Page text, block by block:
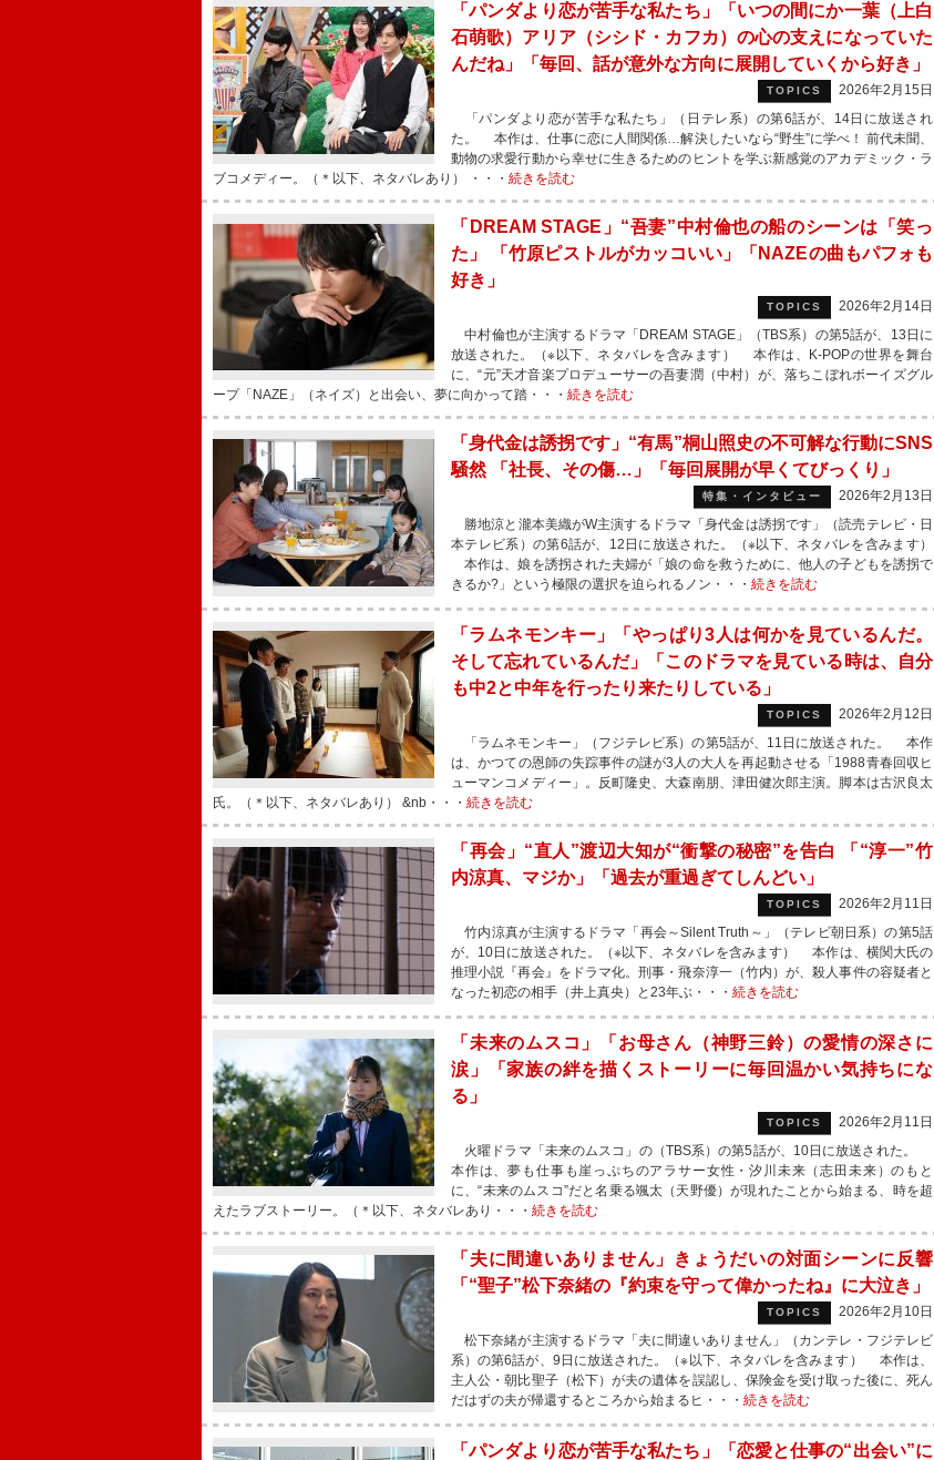
「パンダより恋が苦手な私たち」「いつの間にか一葉（上白
石萌歌）アリア（シシド・カフカ）の心の支えになっていた
んだね」「毎回、話が意外な方向に展開していくから好き」
TOPICS
2026年2月15日
「パンダより恋が苦手な私たち」（日テレ系）の第6話が、14日に放送され
た。 本作は、仕事に恋に人間関係…解決したいなら“野生”に学べ！ 前代未聞、
動物の求愛行動から幸せに生きるためのヒントを学ぶ新感覚のアカデミック・ラ
ブコメディー。（＊以下、ネタバレあり） ・・・ 続きを読む
「DREAM STAGE」“吾妻”中村倫也の船のシーンは「笑っ
た」 「竹原ピストルがカッコいい」「NAZEの曲もパフォも
好き」
TOPICS
2026年2月14日
中村倫也が主演するドラマ「DREAM STAGE」（TBS系）の第5話が、13日に
放送された。（※以下、ネタバレを含みます） 本作は、K-POPの世界を舞台
に、“元”天才音楽プロデューサーの吾妻潤（中村）が、落ちこぼれボーイズグル
ープ「NAZE」（ネイズ）と出会い、夢に向かって踏・・・ 続きを読む
「身代金は誘拐です」“有馬”桐山照史の不可解な行動にSNS
騒然 「社長、その傷…」「毎回展開が早くてびっくり」
特集・インタビュー
2026年2月13日
勝地涼と瀧本美織がW主演するドラマ「身代金は誘拐です」（読売テレビ・日
本テレビ系）の第6話が、12日に放送された。（※以下、ネタバレを含みます）
本作は、娘を誘拐された夫婦が「娘の命を救うために、他人の子どもを誘拐で
きるか?」という極限の選択を迫られるノン・・・ 続きを読む
「ラムネモンキー」「やっぱり3人は何かを見ているんだ。
そして忘れているんだ」「このドラマを見ている時は、自分
も中2と中年を行ったり来たりしている」
TOPICS
2026年2月12日
「ラムネモンキー」（フジテレビ系）の第5話が、11日に放送された。 本作
は、かつての恩師の失踪事件の謎が3人の大人を再起動させる「1988青春回収ヒ
ューマンコメディー」。反町隆史、大森南朋、津田健次郎主演。脚本は古沢良太
氏。（＊以下、ネタバレあり） &nb・・・ 続きを読む
「再会」“直人”渡辺大知が“衝撃の秘密”を告白 「“淳一”竹
内涼真、マジか」「過去が重過ぎてしんどい」
TOPICS
2026年2月11日
竹内涼真が主演するドラマ「再会～Silent Truth～」（テレビ朝日系）の第5話
が、10日に放送された。（※以下、ネタバレを含みます） 本作は、横関大氏の
推理小説『再会』をドラマ化。刑事・飛奈淳一（竹内）が、殺人事件の容疑者と
なった初恋の相手（井上真央）と23年ぶ・・・ 続きを読む
「未来のムスコ」「お母さん（神野三鈴）の愛情の深さに
涙」「家族の絆を描くストーリーに毎回温かい気持ちにな
る」
TOPICS
2026年2月11日
火曜ドラマ「未来のムスコ」の（TBS系）の第5話が、10日に放送された。
本作は、夢も仕事も崖っぷちのアラサー女性・汐川未来（志田未来）のもと
に、“未来のムスコ”だと名乗る颯太（天野優）が現れたことから始まる、時を超
えたラブストーリー。（＊以下、ネタバレあり・・・ 続きを読む
「夫に間違いありません」きょうだいの対面シーンに反響
「“聖子”松下奈緒の『約束を守って偉かったね』に大泣き」
TOPICS
2026年2月10日
松下奈緒が主演するドラマ「夫に間違いありません」（カンテレ・フジテレビ
系）の第6話が、9日に放送された。（※以下、ネタバレを含みます） 本作は、
主人公・朝比聖子（松下）が夫の遺体を誤認し、保険金を受け取った後に、死ん
だはずの夫が帰還するところから始まるヒ・・・ 続きを読む
「パンダより恋が苦手な私たち」「恋愛と仕事の“出会い”に